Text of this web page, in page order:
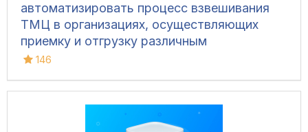
автоматизировать процесс взвешивания
ТМЦ в организациях, осуществляющих
приемку и отгрузку различным
транспортом, для ведения складского
Конфигурация позволяет фиксировать вес
вручную, напрямую с весов, а также
управлять дополнительным
146